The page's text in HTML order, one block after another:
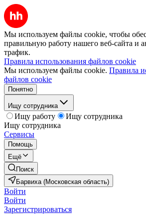
Мы используем файлы cookie, чтобы
правильную работу нашего веб-сайта и
трафик.
Правила использования файлов cookie
Мы используем файлы cookie. Правила
файлов cookie
Понятно
Ищу сотрудника
Ищу работу
Ищу сотрудника
Ищу сотрудника
Сервисы
Помощь
Ещё
Поиск
Барвиха (Московская область)
Войти
Войти
Зарегистрироваться